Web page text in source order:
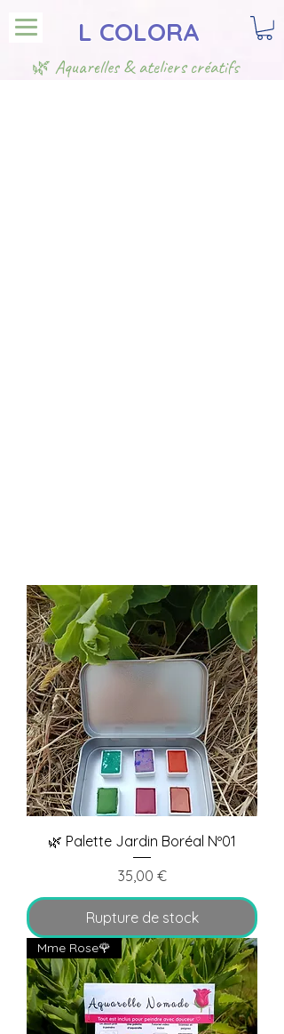
L COLORA
🌿 Aquarelles & ateliers créatifs
🌿 Palette Jardin Boréal Nº01
Prix
35,00 €
Rupture de stock
Mme Rose🌹